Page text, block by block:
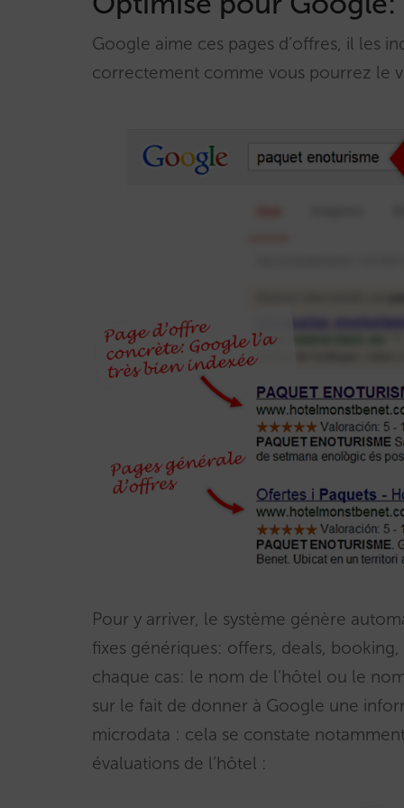
Google aime ces pages d’offres, il les
correctement comme vous pourrez le
Pour y arriver, le système génère
fixes génériques: offers, deals,
chaque cas: le nom de l’hôtel ou le
sur le fait de donner à Google une
microdata : cela se constate
évaluations de l’hôtel :